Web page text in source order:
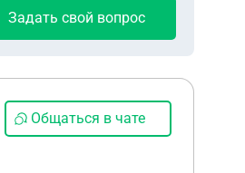
Задать свой вопрос
Общаться в чате